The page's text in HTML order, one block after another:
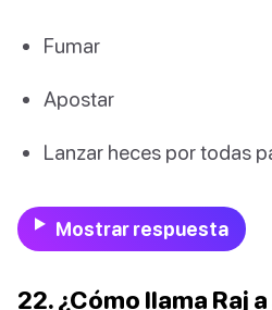
Fumar
Apostar
Lanzar heces por todas
Mostrar respuesta
22. ¿Cómo llama Raj